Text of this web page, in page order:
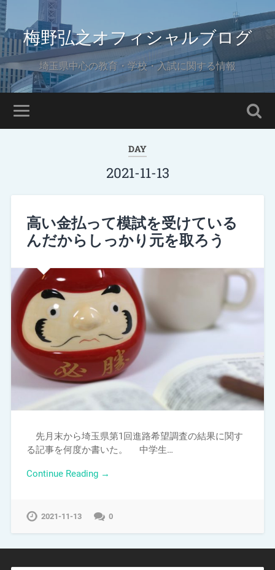
梅野弘之オフィシャルブログ
埼玉県中心の教育・学校・入試に関する情報
DAY
2021-11-13
高い金払って模試を受けている
んだからしっかり元を取ろう
先月末から埼玉県第1回進路希望調査の結果に関す
る記事を何度か書いた。 中学生…
Continue Reading →
2021-11-13 0